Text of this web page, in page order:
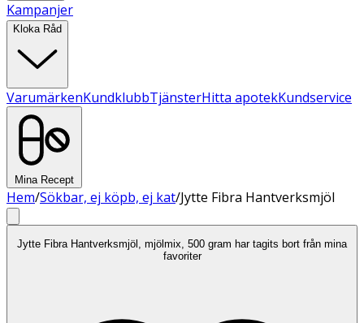
Kampanjer
Kloka Råd
VarumärkenKundklubbTjänsterHitta apotekKundservice
Mina Recept
Hem/Sökbar, ej köpb, ej kat/Jytte Fibra Hantverksmjöl
Jytte Fibra Hantverksmjöl, mjölmix, 500 gram har tagits bort från mina
favoriter